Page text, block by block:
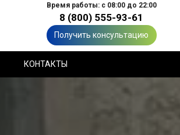
Время работы: с 08:00 до 22:00
8 (800) 555-93-61
Получить консультацию
КОНТАКТЫ